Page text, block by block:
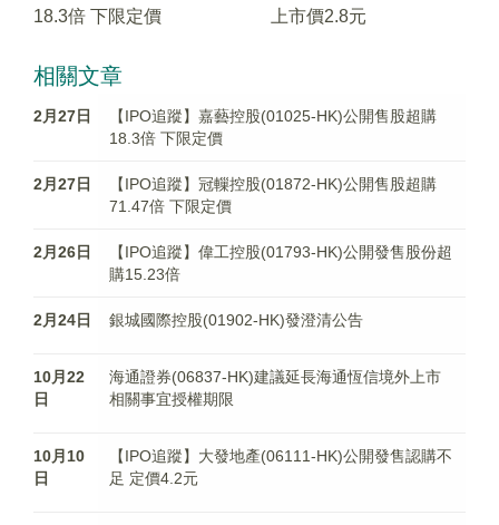
18.3倍 下限定價 上市價2.8元
相關文章
2月27日
【IPO追蹤】嘉藝控股(01025-HK)公開售股超購
18.3倍 下限定價
2月27日
【IPO追蹤】冠轈控股(01872-HK)公開售股超購
71.47倍 下限定價
2月26日
【IPO追蹤】偉工控股(01793-HK)公開發售股份超
購15.23倍
2月24日 銀城國際控股(01902-HK)發澄清公告
10月22
日
海通證券(06837-HK)建議延長海通恆信境外上市
相關事宜授權期限
10月10
日
【IPO追蹤】大發地產(06111-HK)公開發售認購不
足 定價4.2元